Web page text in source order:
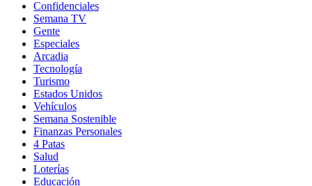
Confidenciales
Semana TV
Gente
Especiales
Arcadia
Tecnología
Turismo
Estados Unidos
Vehículos
Semana Sostenible
Finanzas Personales
4 Patas
Salud
Loterías
Educación